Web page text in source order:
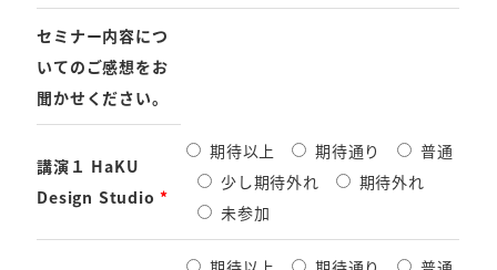
セミナー内容につ
いてのご感想をお
聞かせください。
講演１ HaKU
Design Studio*
期待以上 期待通り
普通
少し期待外れ
期待外れ
未参加